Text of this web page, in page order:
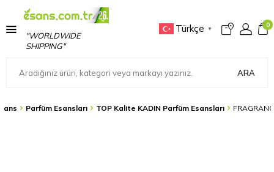
"WORLDWIDE
SHIPPING"
Türkçe ▼
0
ARA
Parfüm Esansları TOP Kalite KADIN Parfüm Esansları